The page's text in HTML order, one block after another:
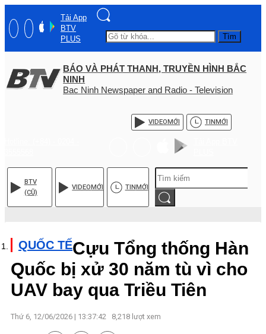
Tải App
BTV
PLUS
Tìm
BÁO VÀ PHÁT THANH, TRUYỀN HÌNH BẮC
NINH
Bac Ninh Newspaper and Radio - Television
VIDEOMỚI TINMỚI
BTV
(CŨ)
VIDEOMỚI TINMỚI
QUỐC TẾCựu Tổng thống Hàn
Quốc bị xử 30 năm tù vì cho
UAV bay qua Triều Tiên
Thứ 6, 12/06/2026 | 13:37:42 8,218 lượt xem